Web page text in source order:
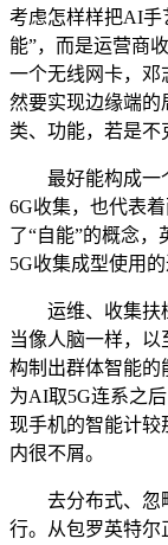
考虑怎样样把AI手
能”，而是运营商
一个无线网卡，邓
然要实现边缘端的
类、功能，若是不
最好能构成一个
6G收集，也代表
了“自能”的概念
5G收集成型使用
运维、收集扶植
当像人脑一样，
构制出群体智能的
为AI取5G连系之
现手机的智能计较
内很不屑。
去分布式、忽略
行。从包罗英特尔